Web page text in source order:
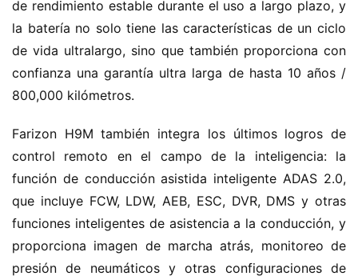
e
r
g
í
de rendimiento estable durante el uso a largo plazo, y
la batería no solo tiene las características de un ciclo
de vida ultralargo, sino que también proporciona con
confianza una garantía ultra larga de hasta 10 años /
800,000 kilómetros.
Farizon H9M también integra los últimos logros de
control remoto en el campo de la inteligencia: la
función de conducción asistida inteligente ADAS 2.0,
que incluye FCW, LDW, AEB, ESC, DVR, DMS y otras
funciones inteligentes de asistencia a la conducción, y
proporciona imagen de marcha atrás, monitoreo de
presión de neumáticos y otras configuraciones de